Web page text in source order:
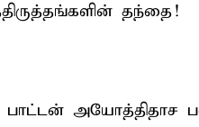
தந்தை!
பாட்டன்